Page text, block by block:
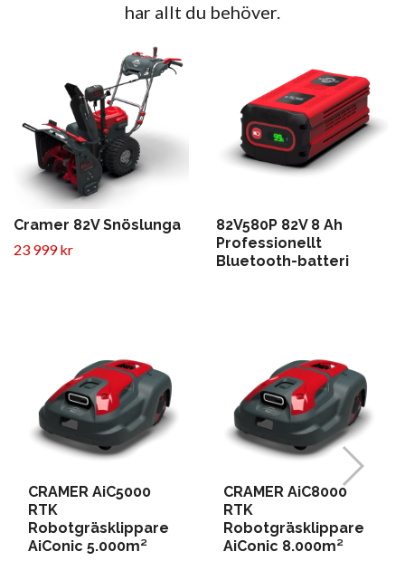
har allt du behöver.
Cramer 82V Snöslunga
23 999 kr
82V580P 82V 8 Ah
Professionellt
Bluetooth-batteri
CRAMER AiC5000
RTK
Robotgräsklippare
AiConic 5.000m²
CRAMER AiC8000
RTK
Robotgräsklippare
AiConic 8.000m²